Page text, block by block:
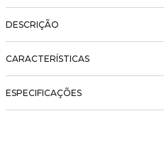
DESCRIÇÃO
CARACTERÍSTICAS
ESPECIFICAÇÕES